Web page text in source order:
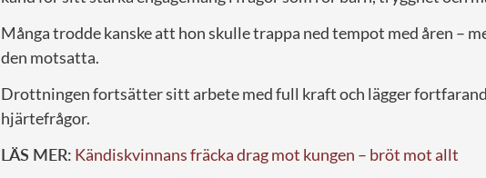
Många trodde kanske att hon skulle trappa ned tempot med åren –
den motsatta.
Drottningen fortsätter sitt arbete med full kraft och lägger
hjärtefrågor.
LÄS MER: Kändiskvinnans fräcka drag mot kungen – bröt mot allt